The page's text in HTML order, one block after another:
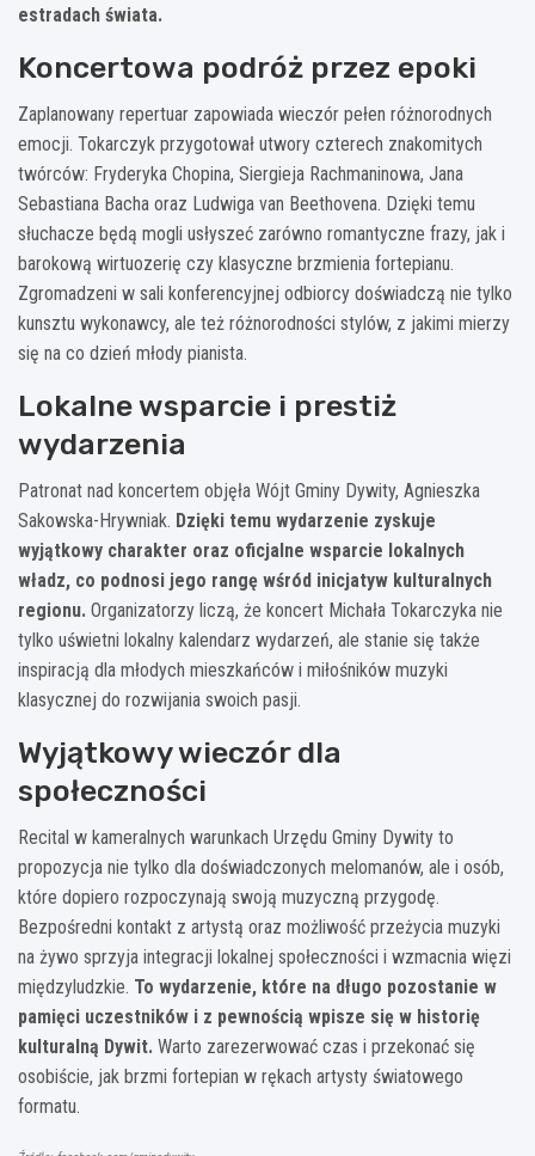
estradach świata.
Koncertowa podróż przez epoki
Zaplanowany repertuar zapowiada wieczór pełen różnorodnych
emocji. Tokarczyk przygotował utwory czterech znakomitych
twórców: Fryderyka Chopina, Siergieja Rachmaninowa, Jana
Sebastiana Bacha oraz Ludwiga van Beethovena. Dzięki temu
słuchacze będą mogli usłyszeć zarówno romantyczne frazy, jak i
barokową wirtuozerię czy klasyczne brzmienia fortepianu.
Zgromadzeni w sali konferencyjnej odbiorcy doświadczą nie tylko
kunsztu wykonawcy, ale też różnorodności stylów, z jakimi mierzy
się na co dzień młody pianista.
Lokalne wsparcie i prestiż
wydarzenia
Patronat nad koncertem objęła Wójt Gminy Dywity, Agnieszka
Sakowska-Hrywniak. Dzięki temu wydarzenie zyskuje
wyjątkowy charakter oraz oficjalne wsparcie lokalnych
władz, co podnosi jego rangę wśród inicjatyw kulturalnych
regionu. Organizatorzy liczą, że koncert Michała Tokarczyka nie
tylko uświetni lokalny kalendarz wydarzeń, ale stanie się także
inspiracją dla młodych mieszkańców i miłośników muzyki
klasycznej do rozwijania swoich pasji.
Wyjątkowy wieczór dla
społeczności
Recital w kameralnych warunkach Urzędu Gminy Dywity to
propozycja nie tylko dla doświadczonych melomanów, ale i osób,
które dopiero rozpoczynają swoją muzyczną przygodę.
Bezpośredni kontakt z artystą oraz możliwość przeżycia muzyki
na żywo sprzyja integracji lokalnej społeczności i wzmacnia więzi
międzyludzkie. To wydarzenie, które na długo pozostanie w
pamięci uczestników i z pewnością wpisze się w historię
kulturalną Dywit. Warto zarezerwować czas i przekonać się
osobiście, jak brzmi fortepian w rękach artysty światowego
formatu.